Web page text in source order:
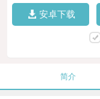
安卓下载
简介